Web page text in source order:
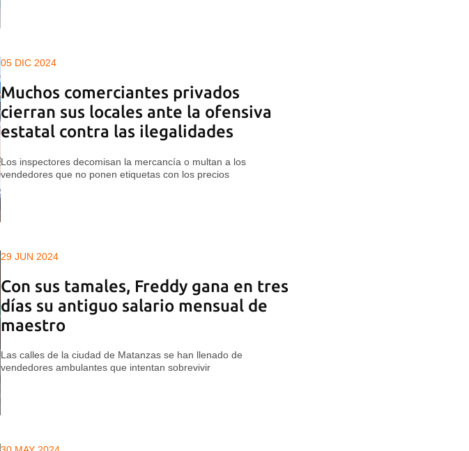
05 DIC 2024
Muchos comerciantes privados
cierran sus locales ante la ofensiva
estatal contra las ilegalidades
Los inspectores decomisan la mercancía o multan a los
vendedores que no ponen etiquetas con los precios
29 JUN 2024
Con sus tamales, Freddy gana en tres
días su antiguo salario mensual de
maestro
Las calles de la ciudad de Matanzas se han llenado de
vendedores ambulantes que intentan sobrevivir